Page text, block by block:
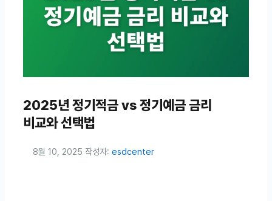
2025년 정기적금 vs 정기예금 금리
비교와 선택법
8월 10, 2025 작성자: esdcenter